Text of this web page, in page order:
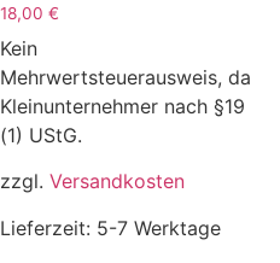
18,00 €
Kein
Mehrwertsteuerausweis, da
Kleinunternehmer nach §19
(1) UStG.
zzgl. Versandkosten
Lieferzeit: 5-7 Werktage